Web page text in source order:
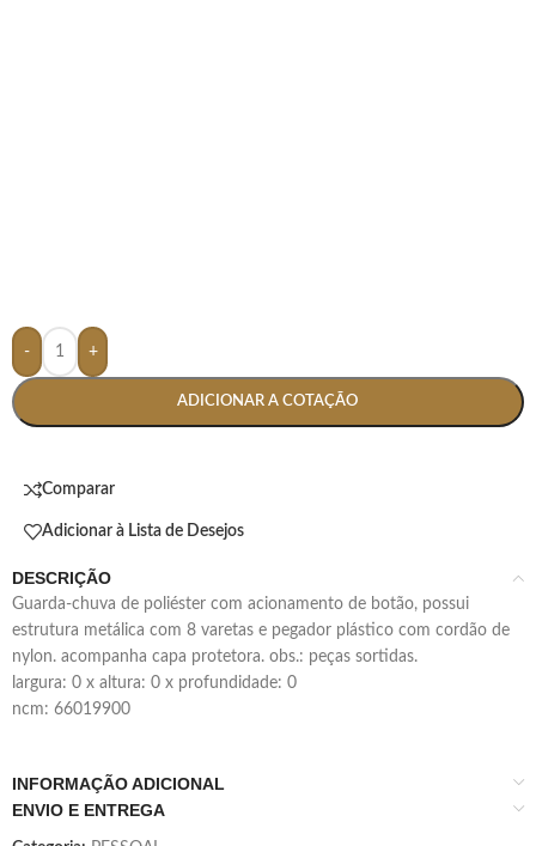
- +
ADICIONAR A COTAÇÃO
Comparar
Adicionar à Lista de Desejos
DESCRIÇÃO
guarda-chuva de poliéster com acionamento de botão, possui
estrutura metálica com 8 varetas e pegador plástico com cordão de
nylon. acompanha capa protetora. obs.: peças sortidas.
largura: 0 x altura: 0 x profundidade: 0
ncm: 66019900
INFORMAÇÃO ADICIONAL
ENVIO E ENTREGA